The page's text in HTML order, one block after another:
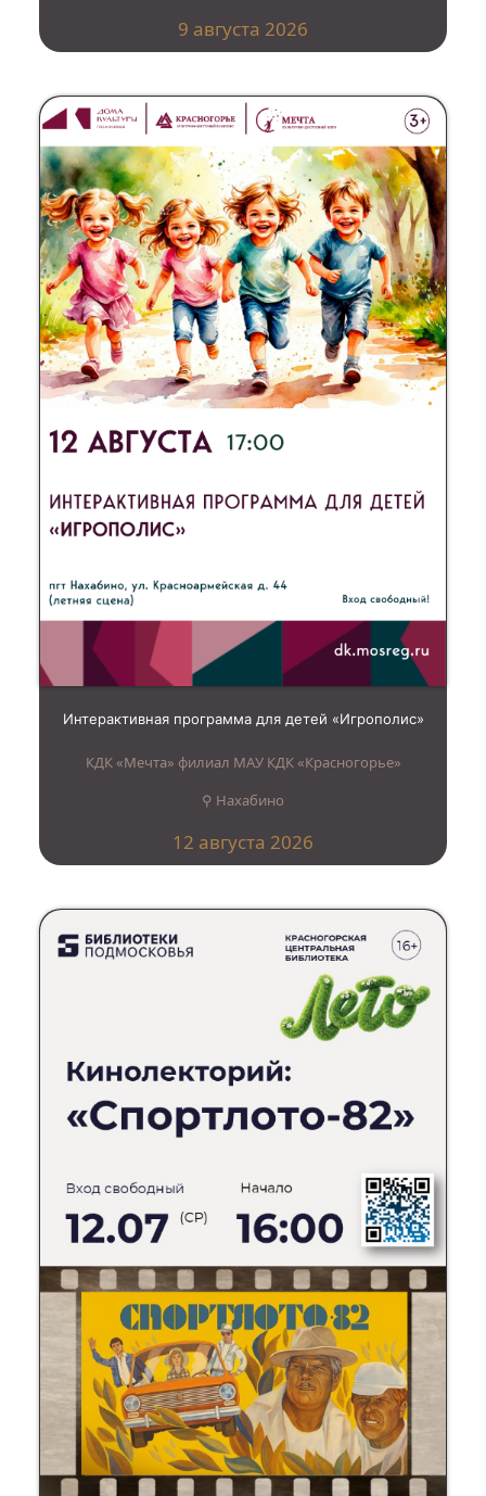
9 августа 2026
Интерактивная программа для детей «Игрополис»
КДК «Мечта» филиал МАУ КДК «Красногорье»
⚲ Нахабино
12 августа 2026